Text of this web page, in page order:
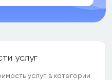
услуг
услуг в категории